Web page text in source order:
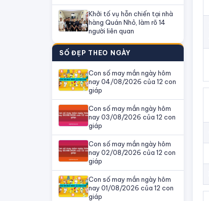
Khởi tố vụ hỗn chiến tại nhà
hàng Quán Nhỏ, làm rõ 14
người liên quan
SỐ ĐẸP THEO NGÀY
Con số may mắn ngày hôm
nay 04/08/2026 của 12 con
giáp
Con số may mắn ngày hôm
nay 03/08/2026 của 12 con
giáp
Con số may mắn ngày hôm
nay 02/08/2026 của 12 con
giáp
Con số may mắn ngày hôm
nay 01/08/2026 của 12 con
giáp